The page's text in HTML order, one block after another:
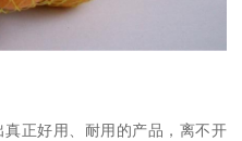
正好用、耐用的产品，离不开